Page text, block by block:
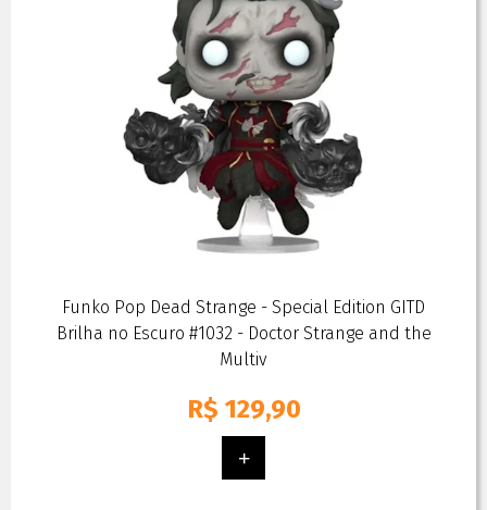
Funko Pop Dead Strange - Special Edition GITD
Brilha no Escuro #1032 - Doctor Strange and the
Multiv
R$ 129,90